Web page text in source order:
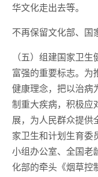
华文化走出去等。
不再保留文化部、国
（五）组建国家卫
富强的重要标志。为
健康理念，把以治病
制重大疾病，积极应
展，为人民群众提供
家卫生和计划生育委
小组办公室、全国老
化部的牵头《烟草控